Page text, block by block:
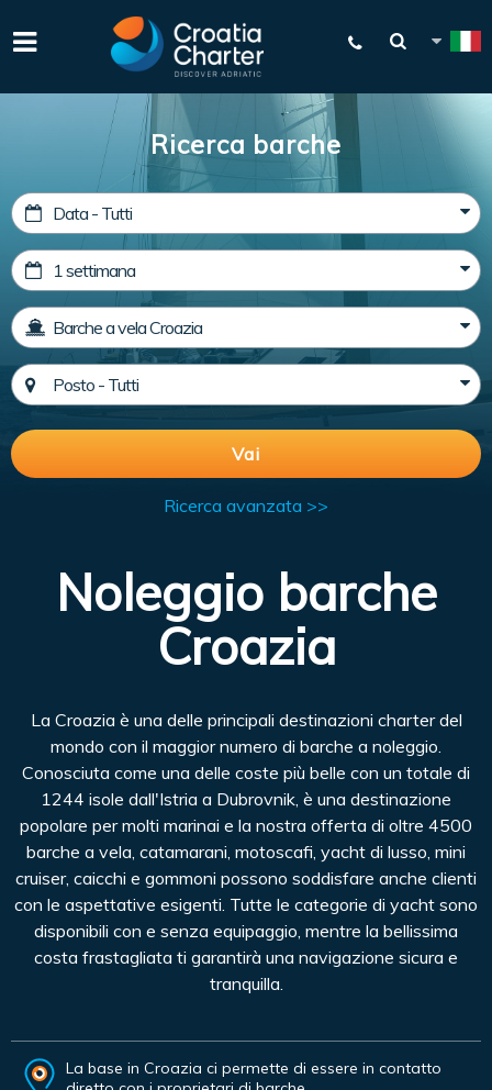
Ricerca barche
Ricerca avanzata >>
Noleggio barche
Croazia
La Croazia è una delle principali destinazioni charter del
mondo con il maggior numero di barche a noleggio.
Conosciuta come una delle coste più belle con un totale di
1244 isole dall'Istria a Dubrovnik, è una destinazione
popolare per molti marinai e la nostra offerta di oltre 4500
barche a vela, catamarani, motoscafi, yacht di lusso, mini
cruiser, caicchi e gommoni possono soddisfare anche clienti
con le aspettative esigenti. Tutte le categorie di yacht sono
disponibili con e senza equipaggio, mentre la bellissima
costa frastagliata ti garantirà una navigazione sicura e
tranquilla.
La base in Croazia ci permette di essere in contatto